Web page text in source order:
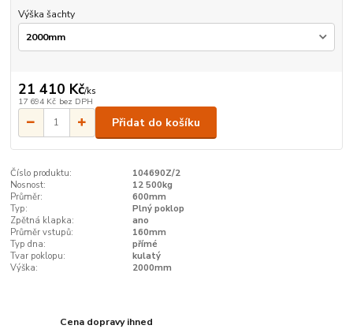
Výška šachty
21 410 Kč/ks
17 694 Kč bez DPH
Přidat do košíku
Číslo produktu:
104690Z/2
Nosnost:
12 500kg
Průměr:
600mm
Typ:
Plný poklop
Zpětná klapka:
ano
Průměr vstupů:
160mm
Typ dna:
přímé
Tvar poklopu:
kulatý
Výška:
2000mm
Cena dopravy ihned